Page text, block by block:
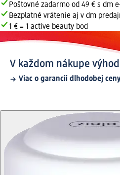
Poštovné zadarmo od 49 € s dm
Bezplatné vrátenie aj v dm
1 € = 1 active beauty bod
V každom nákupe
Viac o garancii dlhodobej ceny